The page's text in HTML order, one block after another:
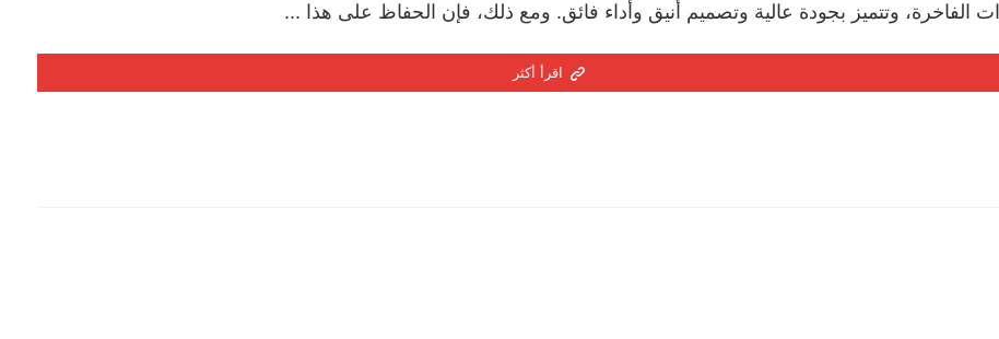
الفاخرة، وتتميز بجودة عالية وتصميم أنيق وأداء فائق. ومع ذلك، فإن الحفاظ على هذا ...
اقرأ أكثر